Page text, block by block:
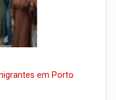
em Porto